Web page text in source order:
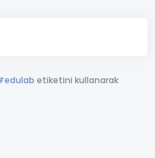
etiketini kullanarak